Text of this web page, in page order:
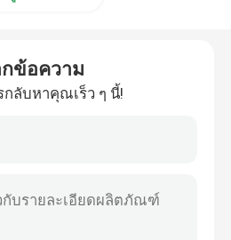
ข้อความ
กลับหาคุณเร็ว ๆ นี้!